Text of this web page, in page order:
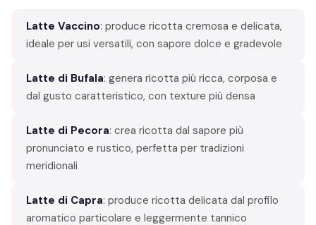
Latte Vaccino: produce ricotta cremosa e delicata,
ideale per usi versatili, con sapore dolce e gradevole
Latte di Bufala: genera ricotta più ricca, corposa e
dal gusto caratteristico, con texture più densa
Latte di Pecora: crea ricotta dal sapore più
pronunciato e rustico, perfetta per tradizioni
meridionali
Latte di Capra: produce ricotta delicata dal profilo
aromatico particolare e leggermente tannico